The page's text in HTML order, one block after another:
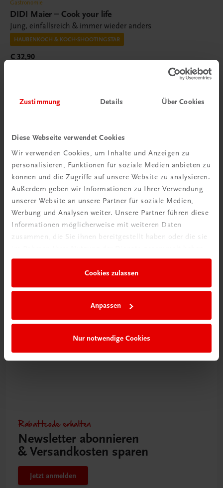
Zustimmung Details Über Cookies
Diese Webseite verwendet Cookies
Wir verwenden Cookies, um Inhalte und Anzeigen zu
personalisieren, Funktionen für soziale Medien anbieten zu
können und die Zugriffe auf unsere Website zu analysieren.
Außerdem geben wir Informationen zu Ihrer Verwendung
unserer Website an unsere Partner für soziale Medien,
Werbung und Analysen weiter. Unsere Partner führen diese
Informationen möglicherweise mit weiteren Daten
zusammen, die Sie ihnen bereitgestellt haben oder die sie
Cookies zulassen
Anpassen
Nur notwendige Cookies
Gastronomie
DIDI Maier – Cook your life
Jung, einfallsreich & immer wieder anders
HAUBENKOCH & KOCH-SHOOTINGSTAR
€ 32,90
Kulinarische Höhenflüge statt Kochfiaskos
Rabattcode erhalten
Newsletter abonnieren
& Versandkosten sparen
Jetzt anmelden